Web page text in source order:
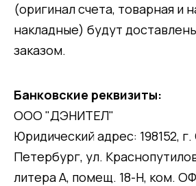
(оригинал счета, товарная и
накладные) будут
заказом.
Банковские реквизиты:
ООО "ДЭНИТЕЛ"
Юридический адрес: 198152,
Петербург, ул.
литера А, помещ. 18-Н, ком.